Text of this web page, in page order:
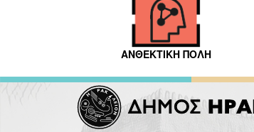
ΑΝΘΕΚΤΙΚΗ ΠΟΛΗ